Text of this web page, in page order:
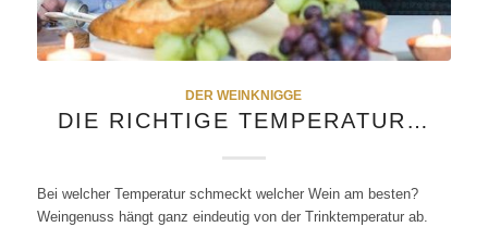
DER WEINKNIGGE
DIE RICHTIGE TEMPERATUR…
Bei welcher Temperatur schmeckt welcher Wein am besten?
Weingenuss hängt ganz eindeutig von der Trinktemperatur ab.